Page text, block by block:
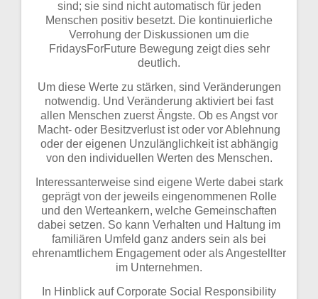
sind; sie sind nicht automatisch für jeden
Menschen positiv besetzt. Die kontinuierliche
Verrohung der Diskussionen um die
FridaysForFuture Bewegung zeigt dies sehr
deutlich.
Um diese Werte zu stärken, sind Veränderungen
notwendig. Und Veränderung aktiviert bei fast
allen Menschen zuerst Ängste. Ob es Angst vor
Macht- oder Besitzverlust ist oder vor Ablehnung
oder der eigenen Unzulänglichkeit ist abhängig
von den individuellen Werten des Menschen.
Interessanterweise sind eigene Werte dabei stark
geprägt von der jeweils eingenommenen Rolle
und den Werteankern, welche Gemeinschaften
dabei setzen. So kann Verhalten und Haltung im
familiären Umfeld ganz anders sein als bei
ehrenamtlichem Engagement oder als Angestellter
im Unternehmen.
In Hinblick auf Corporate Social Responsibility